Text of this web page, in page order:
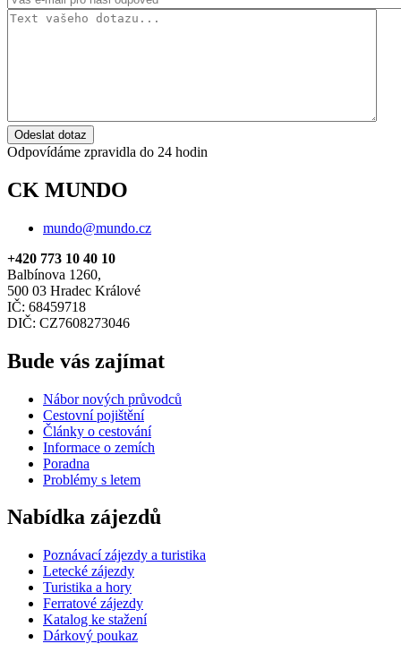
Odeslat dotaz
Odpovídáme zpravidla do 24 hodin
CK MUNDO
mundo@mundo.cz
+420 773 10 40 10
Balbínova 1260,
500 03 Hradec Králové
IČ: 68459718
DIČ: CZ7608273046
Bude vás zajímat
Nábor nových průvodců
Cestovní pojištění
Články o cestování
Informace o zemích
Poradna
Problémy s letem
Nabídka zájezdů
Poznávací zájezdy a turistika
Letecké zájezdy
Turistika a hory
Ferratové zájezdy
Katalog ke stažení
Dárkový poukaz